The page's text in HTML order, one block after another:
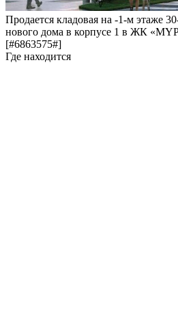
Продается кладовая на -1-м этаже
нового дома в корпусе 1 в ЖК
[#6863575#]
Где находится